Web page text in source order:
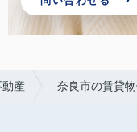
動産 奈良市の賃貸